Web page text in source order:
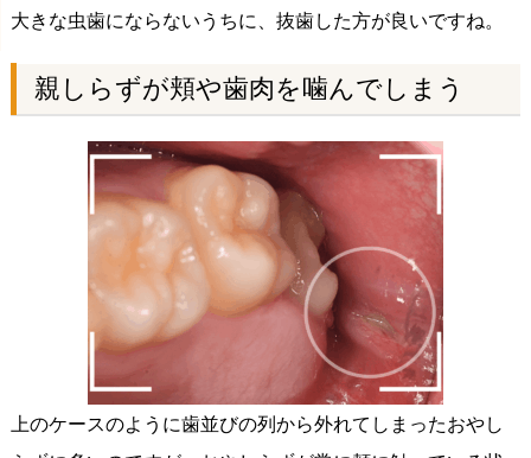
大きな虫歯にならないうちに、抜歯した方が良いですね。
親しらずが頬や歯肉を噛んでしまう
上のケースのように歯並びの列から外れてしまったおやし